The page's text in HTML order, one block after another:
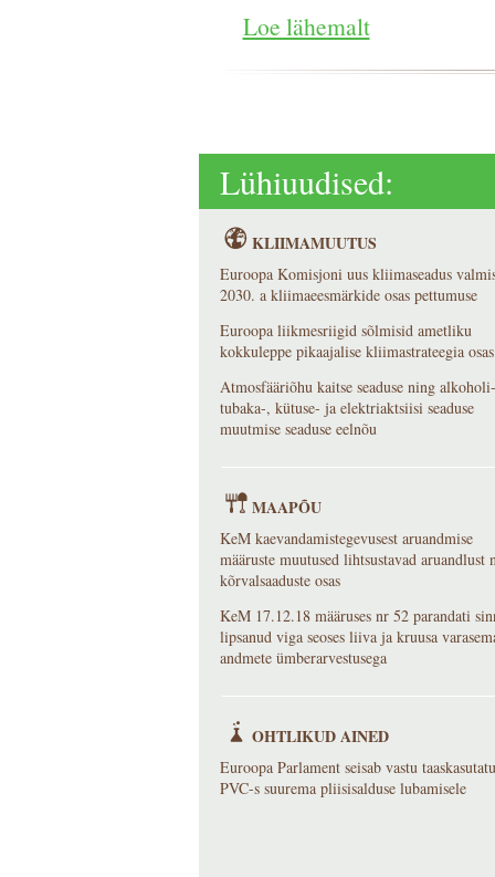
Loe lähemalt
Lühiuudised:
KLIIMAMUUTUS
Euroopa Komisjoni uus kliimaseadus
2030. a kliimaeesmärkide osas pettumuse
Euroopa liikmesriigid sõlmisid ametliku
kokkuleppe pikaajalise kliimastrateegia osas
Atmosfääriõhu kaitse seaduse ning
tubaka-, kütuse- ja elektriaktsiisi seaduse
muutmise seaduse eelnõu
MAAPÕU
KeM kaevandamistegevusest aruandmise
määruste muutused lihtsustavad aruandlust
kõrvalsaaduste osas
KeM 17.12.18 määruses nr 52 parandati
lipsanud viga seoses liiva ja kruusa
andmete ümberarvestusega
OHTLIKUD AINED
Euroopa Parlament seisab vastu
PVC-s suurema pliisisalduse lubamisele